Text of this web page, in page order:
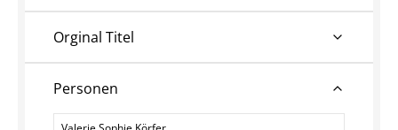
Orginal Titel
Personen
Personen